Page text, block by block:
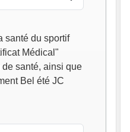
santé du sportif
Médical"
santé, ainsi que
Bel été JC